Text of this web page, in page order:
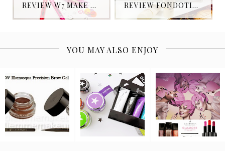
REVIEW W7 MAKE UP COSMETICS REVIEW FONDOTINTA E CORRETTORE DUO PERFEZIONE TOTALE COLLISTAR
YOU MAY ALSO ENJOY